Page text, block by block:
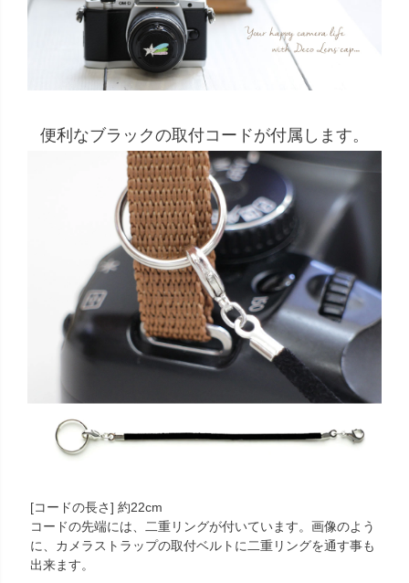
便利なブラックの取付コードが付属します。
[コードの長さ] 約22cm
コードの先端には、二重リングが付いています。画像のよう
に、カメラストラップの取付ベルトに二重リングを通す事も
出来ます。